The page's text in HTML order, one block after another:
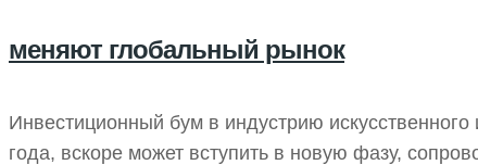
меняют глобальный рынок
Инвестиционный бум в индустрию
года, вскоре может вступить в новую фазу,